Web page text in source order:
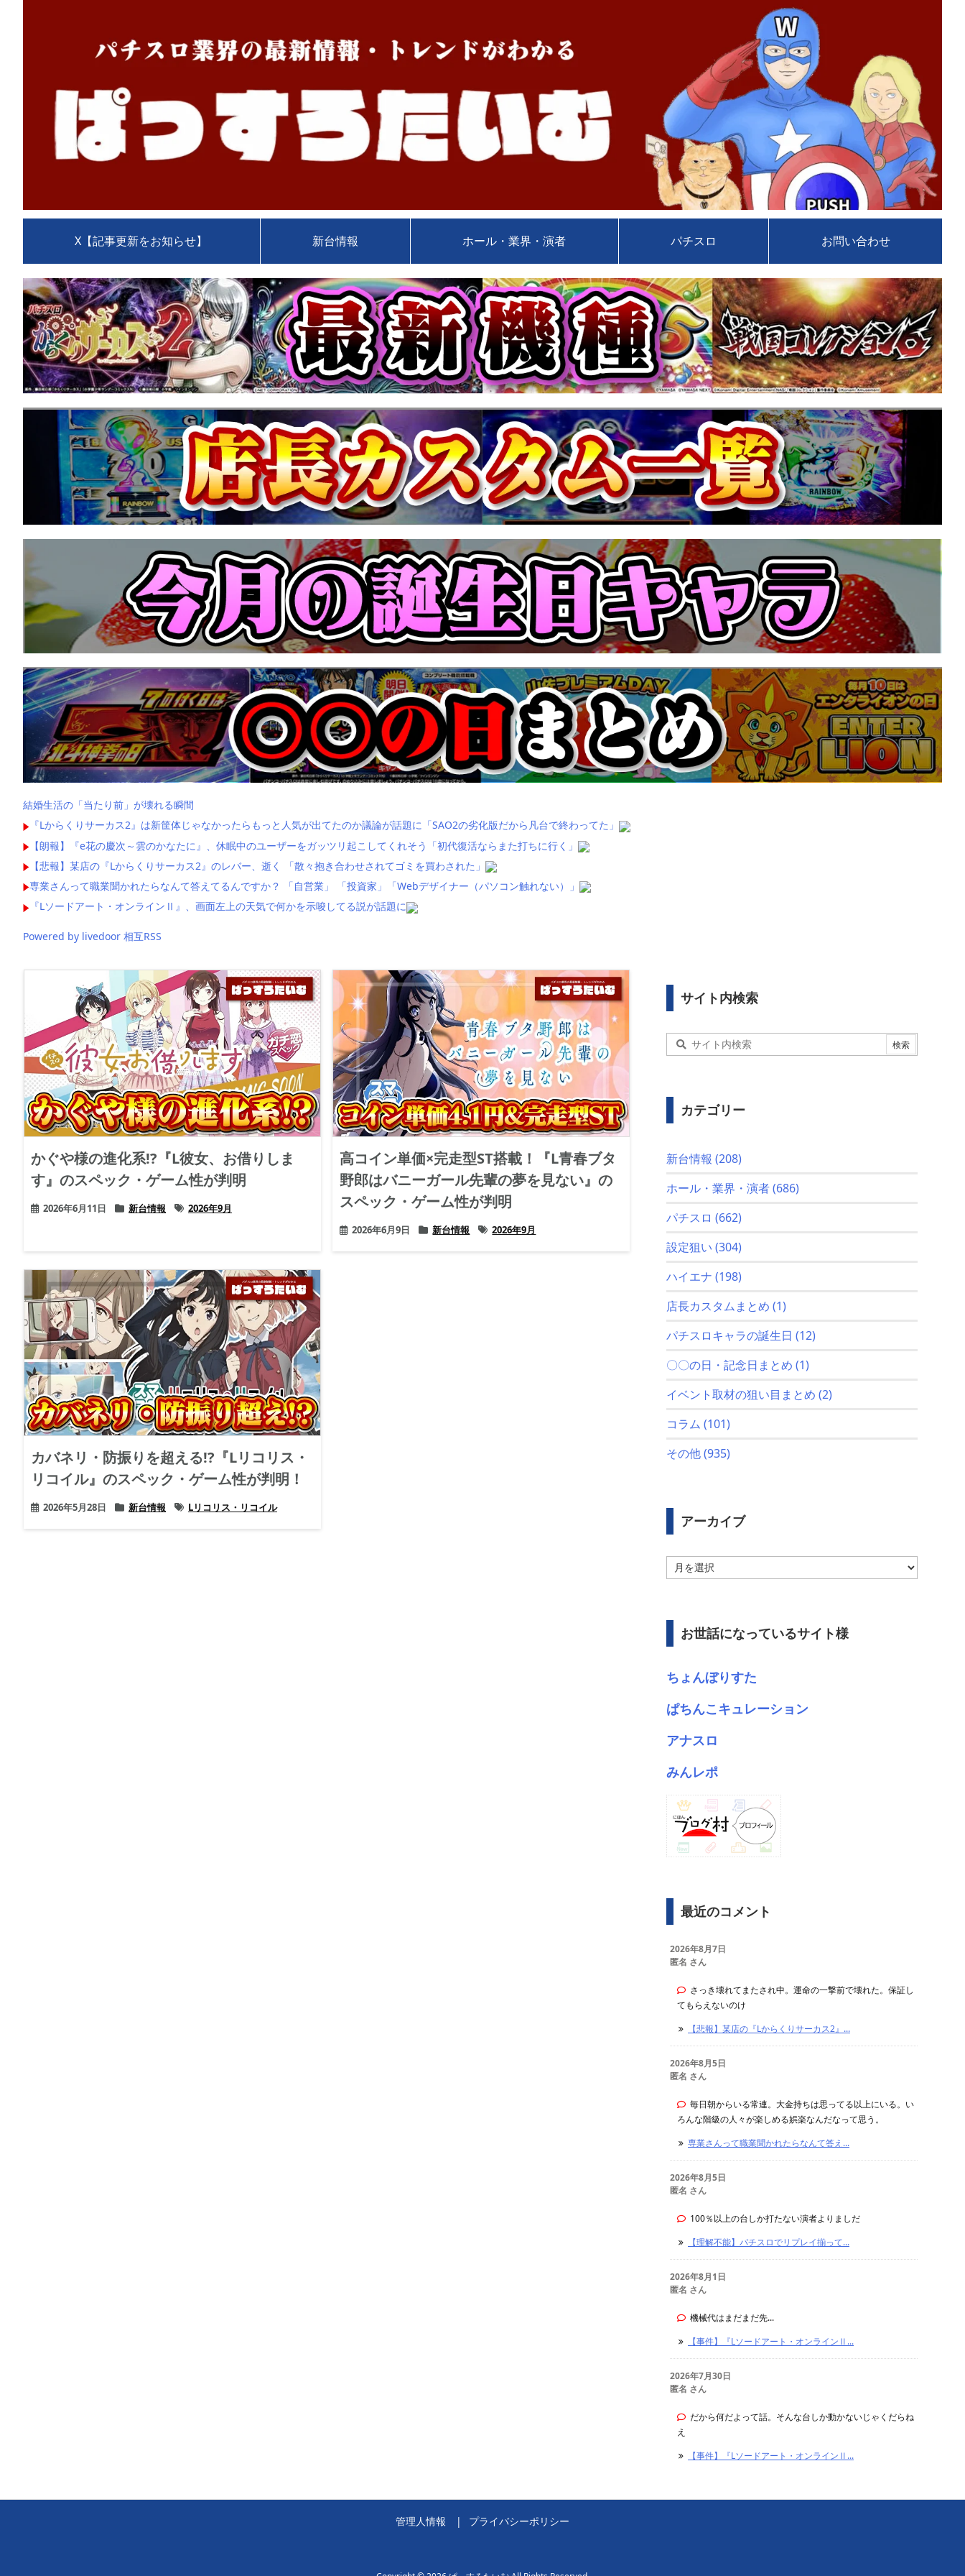
X【記事更新をお知らせ】 新台情報 ホール・業界・演者 パチスロ お問い合わせ
結婚生活の「当たり前」が壊れる瞬間
『Lからくりサーカス2』は新筐体じゃなかったらもっと人気が出てたのか議論が話題に「SAO2の劣化版だから凡台で終わってた」
【朗報】『e花の慶次～雲のかなたに』、休眠中のユーザーをガッツリ起こしてくれそう「初代復活ならまた打ちに行く」
【悲報】某店の『Lからくりサーカス2』のレバー、逝く 「散々抱き合わせされてゴミを買わされた」
専業さんって職業聞かれたらなんて答えてるんですか？ 「自営業」 「投資家」「Webデザイナー（パソコン触れない）」
『Lソードアート・オンラインⅡ』、画面左上の天気で何かを示唆してる説が話題に
Powered by livedoor 相互RSS
かぐや様の進化系!?『L彼女、お借りしま
す』のスペック・ゲーム性が判明
2026年6月11日 新台情報 2026年9月
高コイン単価×完走型ST搭載！『L青春ブタ
野郎はバニーガール先輩の夢を見ない』の
スペック・ゲーム性が判明
2026年6月9日 新台情報 2026年9月
カバネリ・防振りを超える!?『Lリコリス・
リコイル』のスペック・ゲーム性が判明！
2026年5月28日 新台情報 Lリコリス・リコイル
サイト内検索
カテゴリー
新台情報 (208)
ホール・業界・演者(686)
パチスロ (662)
設定狙い (304)
ハイエナ (198)
店長カスタムまとめ (1)
パチスロキャラの誕生日 (12)
〇〇の日・記念日まとめ (1)
イベント取材の狙い目まとめ (2)
コラム (101)
その他(935)
アーカイブ
ー
ブ
お世話になっているサイト様
ちょんぼりすた
ぱちんこキュレーション
アナスロ
みんレポ
最近のコメント
2026年8月7日
匿名 さん
さっき壊れてまたされ中。運命の一撃前で壊れた。保証し
てもらえないのけ
【悲報】某店の『Lからくりサーカス2』...
2026年8月5日
匿名 さん
毎日朝からいる常連。大金持ちは思ってる以上にいる。い
ろんな階級の人々が楽しめる娯楽なんだなって思う。
専業さんって職業聞かれたらなんて答え...
2026年8月5日
匿名 さん
100％以上の台しか打たない演者よりましだ
【理解不能】パチスロでリプレイ揃って...
2026年8月1日
匿名 さん
機械代はまだまだ先...
【事件】『Lソードアート・オンラインⅡ...
2026年7月30日
匿名 さん
だから何だよって話。そんな台しか動かないじゃくだらね
え
【事件】『Lソードアート・オンラインⅡ...
管理人情報 プライバシーポリシー